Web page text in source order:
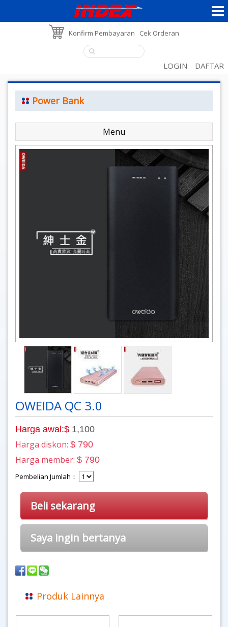
Konfirm Pembayaran Cek Orderan
LOGIN DAFTAR
Power Bank
Menu
OWEIDA QC 3.0
Harga awal:$ 1,100
Harga diskon: $ 790
Harga member: $ 790
Pembelian Jumlah：
Beli sekarang
Saya ingin bertanya
Produk Lainnya